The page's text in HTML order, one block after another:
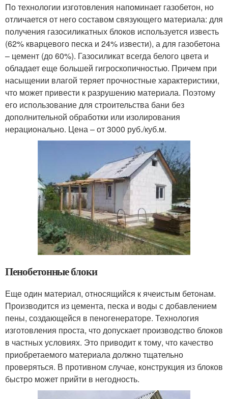
По технологии изготовления напоминает газобетон, но
отличается от него составом связующего материала: для
получения газосиликатных блоков используется известь
(62% кварцевого песка и 24% извести), а для газобетона
– цемент (до 60%). Газосиликат всегда белого цвета и
обладает еще большей гигроскопичностью. Причем при
насыщении влагой теряет прочностные характеристики,
что может привести к разрушению материала. Поэтому
его использование для строительства бани без
дополнительной обработки или изолирования
нерационально. Цена – от 3000 руб./куб.м.
Пенобетонные блоки
Еще один материал, относящийся к ячеистым бетонам.
Производится из цемента, песка и воды с добавлением
пены, создающейся в пеногенераторе. Технология
изготовления проста, что допускает производство блоков
в частных условиях. Это приводит к тому, что качество
приобретаемого материала должно тщательно
проверяться. В противном случае, конструкция из блоков
быстро может прийти в негодность.